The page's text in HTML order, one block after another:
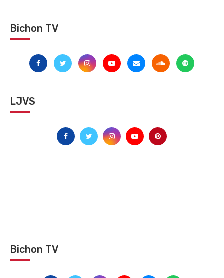
Bichon TV
LJVS
Bichon TV